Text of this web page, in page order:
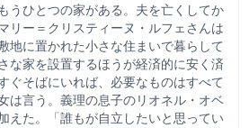
うひとつの家がある。夫を亡くしてか
リー＝クリスティーヌ・ルフェさんは
地に置かれた小さな住まいで暮らして
な家を設置するほうが経済的に安く済
ぐそばにいれば、必要なものはすべて
は言う。義理の息子のリオネル・オベ
えた。「誰もが自立したいと思ってい